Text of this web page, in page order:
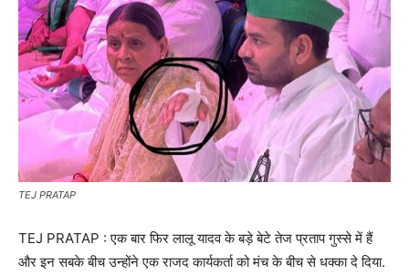
TEJ PRATAP
TEJ PRATAP : एक बार फिर लालू यादव के बड़े बेटे तेज प्रताप गुस्से में हैं
और इन सबके बीच उन्होंने एक राजद कार्यकर्ता को मंच के बीच से धक्का दे दिया.